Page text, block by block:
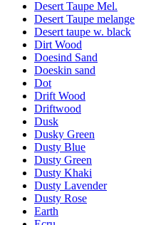
Desert Taupe Mel.
Desert Taupe melange
Desert taupe w. black
Dirt Wood
Doesind Sand
Doeskin sand
Dot
Drift Wood
Driftwood
Dusk
Dusky Green
Dusty Blue
Dusty Green
Dusty Khaki
Dusty Lavender
Dusty Rose
Earth